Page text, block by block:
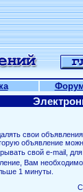
свои
объявление
свой е-mail,
Вам
1 минуты.